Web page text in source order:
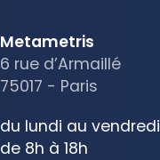
Metametris
6 rue d’Armaillé
75017 - Paris
du lundi au vendredi
de 8h à 18h